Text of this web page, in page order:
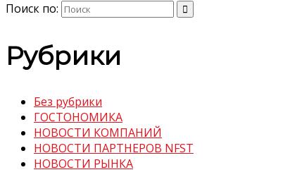
Поиск по:
Рубрики
Без рубрики
ГОСТОНОМИКА
НОВОСТИ КОМПАНИЙ
НОВОСТИ ПАРТНЕРОВ NFST
НОВОСТИ РЫНКА